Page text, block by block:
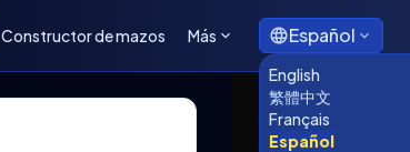
Constructor de mazos Más Español
English
繁體中文
Français
Español